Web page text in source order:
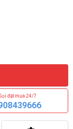
đặt mua 24/7